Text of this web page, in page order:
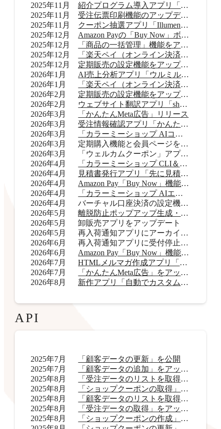
2025年11月
紹介プログラム導入アプリ「Letters（レターズ）」リリース
2025年11月
受注伝票印刷機能のアップデート
2025年11月
クーポン抽選アプリ「Illumenza Coupon （イルメンザ クーポン）」リリース
2025年12月
Amazon Payの「Buy Now」ボタンを提供開始
2025年12月
「商品の一括管理」機能をアップデート
2025年12月
「楽天ペイ（オンライン決済）」のバージョンアップ
2025年12月
定期販売の設定機能をアップデート
2026年1月
AI売上分析アプリ「ウルミル コンシェルジュ」リリース
2026年1月
「楽天ペイ（オンライン決済）」申込受付再開
2026年2月
定期販売の設定機能をアップデート
2026年2月
ウェブサイト翻訳アプリ「shutto翻訳」リリース
2026年3月
「かんたんMeta広告」リリース
2026年3月
受注情報確認アプリ「かんたん顧客対応」リリース
2026年3月
「カラーミーショップ AIコネクター」リリース
2026年3月
定期購入機能と会員ページをアップデート
2026年3月
「ウェルカムクーポン」アプリをアップデート
2026年4月
「カラーミーショップ CLI＆Skills」をリリース
2026年4月
見積書発行アプリ「先に見積くだサイ for カラーミーショップ」リリース
2026年4月
Amazon Pay「Buy Now」機能をアップデート
2026年4月
「カラーミーショップ AIエージェント」をリリース
2026年4月
バーチャル口座決済の設定機能をアップデート
2026年5月
離脱防止ポップアップ生成・表示アプリ「OneCatch」リリース
2026年5月
卸販売アプリをアップデート
2026年5月
再入荷通知アプリにアーカイブ機能を追加
2026年6月
再入荷通知アプリに受付停止表示機能を追加
2026年6月
Amazon Pay「Buy Now」機能をアップデート
2026年7月
HTMLメルマガ作成アプリ「AI HTMLメールマガジン」リリース
2026年7月
「かんたんMeta広告」をアップデート
2026年8月
新作アプリ「自動でカスタムラベル君」リリース
API
2025年7月
「顧客データの更新」を公開
2025年7月
「顧客データの追加」をアップデート
2025年8月
「受注データのリストを取得」をアップデート
2025年8月
「ショップクーポンの取得」をアップデート
2025年8月
「顧客データのリストを取得」をアップデート
2025年8月
「受注データの取得」をアップデート
2025年8月
「ショップクーポンの作成」を公開